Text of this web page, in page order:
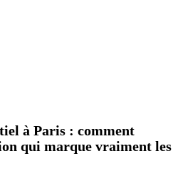
à Paris : comment
qui marque vraiment les